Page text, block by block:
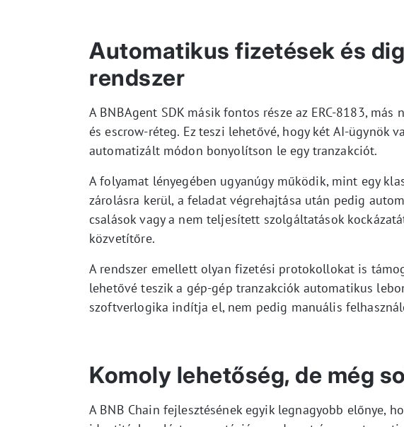
Automatikus fizetések és
rendszer
A BNBAgent SDK másik fontos része az ERC-8183,
és escrow-réteg. Ez teszi lehetővé, hogy két AI-ügynök
automatizált módon bonyolítson le egy tranzakciót.
A folyamat lényegében ugyanúgy működik, mint egy
zárolásra kerül, a feladat végrehajtása után pedig
csalások vagy a nem teljesített szolgáltatások
közvetítőre.
A rendszer emellett olyan fizetési protokollokat is
lehetővé teszik a gép-gép tranzakciók automatikus
szoftverlogika indítja el, nem pedig manuális
Komoly lehetőség, de még
A BNB Chain fejlesztésének egyik legnagyobb előnye,